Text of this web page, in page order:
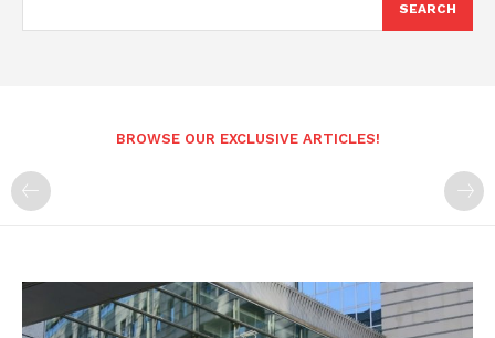
SEARCH
BROWSE OUR EXCLUSIVE ARTICLES!